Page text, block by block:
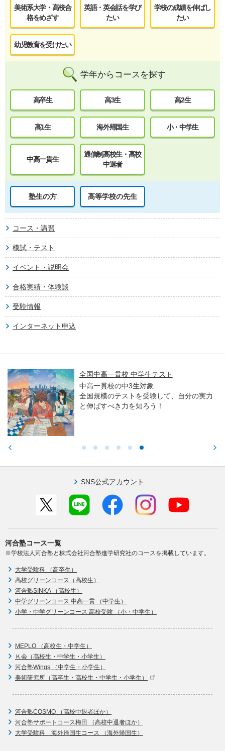
美術系大学・高校合
格をめざす
英語・英会話を学び
たい
学校の成績を伸ばし
たい
幼児教育を受けたい
学年からコースを探す
高卒生 高3生 高2生
高1生 海外帰国生 小・中学生
中高一貫生
通信制高校生・高校
中退者
塾生の方 高等学校の先生
コース・講習
模試・テスト
イベント・説明会
合格実績・体験談
受験情報
インターネット申込
全国中高一貫校 中学生テスト
中高一貫校の中3生対象
全国規模のテストを受験して、自分の実力
と伸ばすべき力を知ろう！
SNS公式アカウント
河合塾コース一覧
※学校法人河合塾と株式会社河合塾進学研究社のコースを掲載しています。
大学受験科 （高卒生）
高校グリーンコース（高校生）
河合塾SINKA （高校生）
中学グリーンコース 中高一貫 （中学生）
小学・中学グリーンコース 高校受験 （小・中学生）
MEPLO （高校生・中学生）
Ｋ会（高校生・中学生・小学生）
河合塾Wings （中学生・小学生）
美術研究所（高卒生・高校生・中学生・小学生）
河合塾COSMO （高校中退者ほか）
河合塾サポートコース梅田 （高校中退者ほか）
大学受験科 海外帰国生コース （海外帰国生）